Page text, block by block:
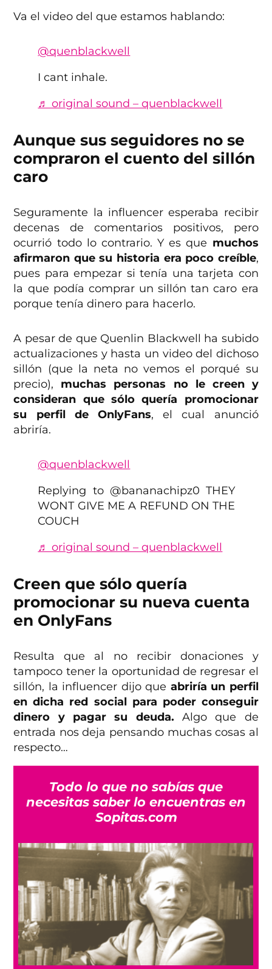
Va el video del que estamos hablando:
@quenblackwell
I cant inhale.
♬ original sound – quenblackwell
Aunque sus seguidores no se
compraron el cuento del sillón
caro
Seguramente la influencer esperaba recibir
decenas de comentarios positivos, pero
ocurrió todo lo contrario. Y es que muchos
afirmaron que su historia era poco creíble,
pues para empezar si tenía una tarjeta con
la que podía comprar un sillón tan caro era
porque tenía dinero para hacerlo.
A pesar de que Quenlin Blackwell ha subido
actualizaciones y hasta un video del dichoso
sillón (que la neta no vemos el porqué su
precio), muchas personas no le creen y
consideran que sólo quería promocionar
su perfil de OnlyFans, el cual anunció
abriría.
@quenblackwell
Replying to @bananachipz0 THEY
WONT GIVE ME A REFUND ON THE
COUCH
♬ original sound – quenblackwell
Creen que sólo quería
promocionar su nueva cuenta
en OnlyFans
Resulta que al no recibir donaciones y
tampoco tener la oportunidad de regresar el
sillón, la influencer dijo que abriría un perfil
en dicha red social para poder conseguir
dinero y pagar su deuda. Algo que de
entrada nos deja pensando muchas cosas al
respecto…
Todo lo que no sabías que
necesitas saber lo encuentras en
Sopitas.com